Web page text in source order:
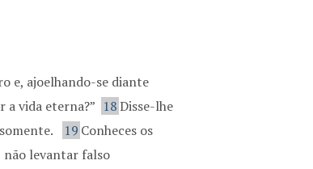
e, ajoelhando-se diante
a vida eterna?” 18Disse-lhe
19 Conheces os
levantar falso